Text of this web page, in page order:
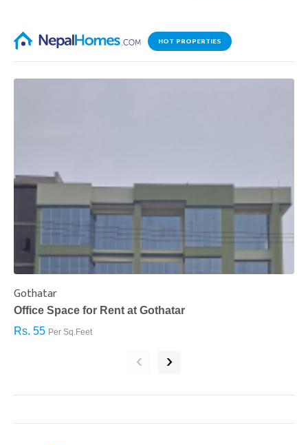
HOT PROPERTIES
Gothatar
Office Space for Rent at Gothatar
Rs. 55 Per Sq.Feet
‹ ›